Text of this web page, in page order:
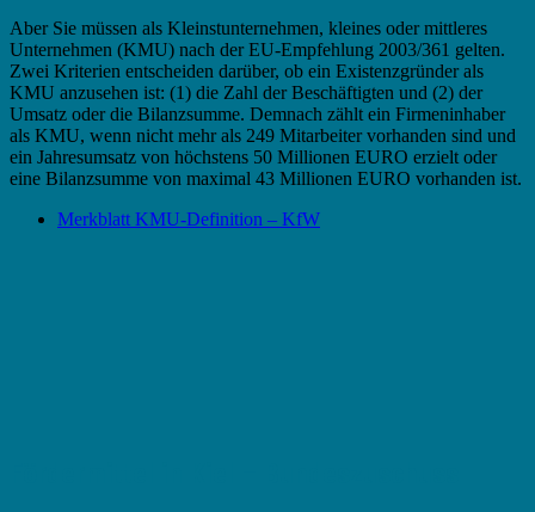
Aber Sie müssen als Kleinstunternehmen, kleines oder mittleres
Unternehmen (KMU) nach der EU-Empfehlung 2003/361 gelten.
Zwei Kriterien entscheiden darüber, ob ein Existenzgründer als
KMU anzusehen ist: (1) die Zahl der Beschäftigten und (2) der
Umsatz oder die Bilanzsumme. Demnach zählt ein Firmeninhaber
als KMU, wenn nicht mehr als 249 Mitarbeiter vorhanden sind und
ein Jahresumsatz von höchstens 50 Millionen EURO erzielt oder
eine Bilanzsumme von maximal 43 Millionen EURO vorhanden ist.
Merkblatt KMU-Definition – KfW